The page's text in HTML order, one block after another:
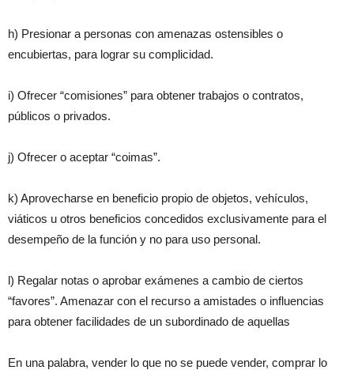
h) Presionar a personas con amenazas ostensibles o
encubiertas, para lograr su complicidad.
i) Ofrecer “comisiones” para obtener trabajos o contratos,
públicos o privados.
j) Ofrecer o aceptar “coimas”.
k) Aprovecharse en beneficio propio de objetos, vehículos,
viáticos u otros beneficios concedidos exclusivamente para el
desempeño de la función y no para uso personal.
l) Regalar notas o aprobar exámenes a cambio de ciertos
“favores”. Amenazar con el recurso a amistades o influencias
para obtener facilidades de un subordinado de aquellas
En una palabra, vender lo que no se puede vender, comprar lo